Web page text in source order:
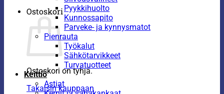
Ostoskori
Ostoskori on tyhjä.
Takaisin kauppaan
Pyykkihuolto
Kunnossapito
Parveke- ja kynnysmatot
Pienrauta
Työkalut
Sähkötarvikkeet
Turvatuotteet
Keittiö
Astiat